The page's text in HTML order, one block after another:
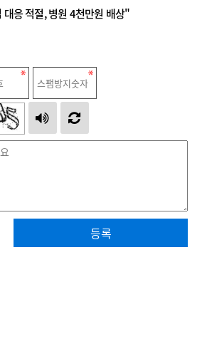
대응 적절, 병원 4천만원 배상"
등록